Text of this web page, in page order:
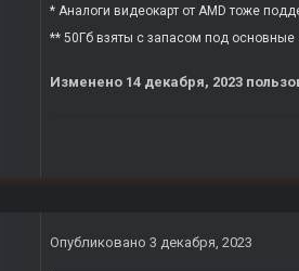
* Аналоги видеокарт от AMD тоже
** 50Гб взяты с запасом под основные
Изменено 14 декабря, 2023
Опубликовано 3 декабря, 2023